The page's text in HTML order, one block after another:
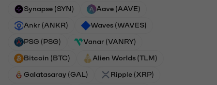
Synapse (SYN) Aave (AAVE)
Ankr (ANKR) Waves (WAVES)
PSG (PSG) Vanar (VANRY)
Bitcoin (BTC) Alien Worlds (TLM)
Galatasaray (GAL) Ripple (XRP)